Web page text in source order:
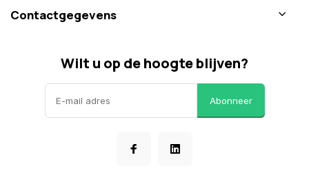
Contactgegevens
Wilt u op de hoogte blijven?
Abonneer